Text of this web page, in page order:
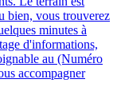
bien, vous trouverez
minutes à
d'informations,
au (Numéro
accompagner